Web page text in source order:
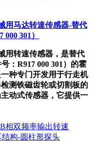
用马达转速传感器-替代
301）
用转速传感器，是替代
：R917 000 301）的霍
种专门开发用于行走机
测铁磁齿轮或切割板的
动式传感器，它提供一